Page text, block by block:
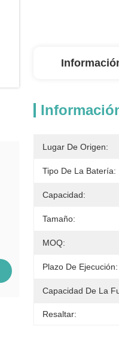
Lugar De Origen:
Tipo De La Batería:
Capacidad:
Tamaño:
MOQ:
Plazo De Ejecución:
Capacidad De La
Resaltar: